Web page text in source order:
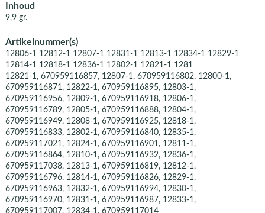
Inhoud
9,9 gr.
Artikelnummer(s)
12806-1 12812-1 12807-1 12831-1 12813-1 12834-1 12829-1
12814-1 12818-1 12836-1 12802-1 12821-1 1281
12821-1, 670959116857, 12807-1, 670959116802, 12800-1,
670959116871, 12822-1, 670959116895, 12803-1,
670959116956, 12809-1, 670959116918, 12806-1,
670959116789, 12805-1, 670959116888, 12804-1,
670959116949, 12808-1, 670959116925, 12818-1,
670959116833, 12802-1, 670959116840, 12835-1,
670959117021, 12824-1, 670959116901, 12811-1,
670959116864, 12810-1, 670959116932, 12836-1,
670959117038, 12813-1, 670959116819, 12812-1,
670959116796, 12814-1, 670959116826, 12829-1,
670959116963, 12832-1, 670959116994, 12830-1,
670959116970, 12831-1, 670959116987, 12833-1,
670959117007, 12834-1, 670959117014